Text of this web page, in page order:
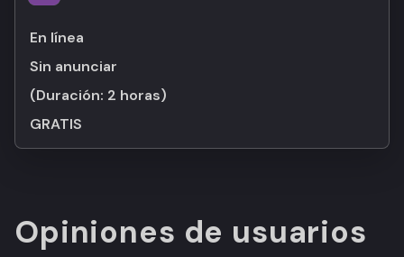
En línea
Sin anunciar
(Duración: 2 horas)
GRATIS
Opiniones de usuarios